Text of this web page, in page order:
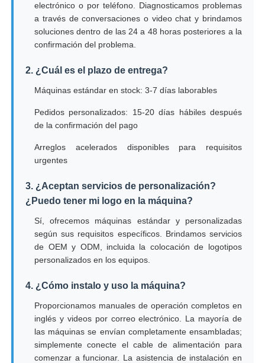
electrónico o por teléfono. Diagnosticamos problemas
a través de conversaciones o video chat y brindamos
soluciones dentro de las 24 a 48 horas posteriores a la
confirmación del problema.
2. ¿Cuál es el plazo de entrega?
Máquinas estándar en stock: 3-7 días laborables
Pedidos personalizados: 15-20 días hábiles después
de la confirmación del pago
Arreglos acelerados disponibles para requisitos
urgentes
3. ¿Aceptan servicios de personalización?
¿Puedo tener mi logo en la máquina?
Sí, ofrecemos máquinas estándar y personalizadas
según sus requisitos específicos. Brindamos servicios
de OEM y ODM, incluida la colocación de logotipos
personalizados en los equipos.
4. ¿Cómo instalo y uso la máquina?
Proporcionamos manuales de operación completos en
inglés y videos por correo electrónico. La mayoría de
las máquinas se envían completamente ensambladas;
simplemente conecte el cable de alimentación para
comenzar a funcionar. La asistencia de instalación en